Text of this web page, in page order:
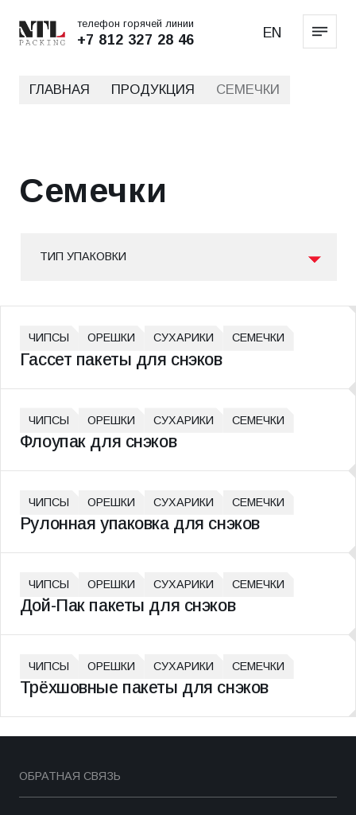
телефон горячей линии
+7 812 327 28 46 EN
ГЛАВНАЯ ПРОДУКЦИЯ СЕМЕЧКИ
Семечки
ТИП УПАКОВКИ
ЧИПСЫ ОРЕШКИ СУХАРИКИ СЕМЕЧКИ
Гассет пакеты для снэков
ЧИПСЫ ОРЕШКИ СУХАРИКИ СЕМЕЧКИ
Флоупак для снэков
ЧИПСЫ ОРЕШКИ СУХАРИКИ СЕМЕЧКИ
Рулонная упаковка для снэков
ЧИПСЫ ОРЕШКИ СУХАРИКИ СЕМЕЧКИ
Дой-Пак пакеты для снэков
ЧИПСЫ ОРЕШКИ СУХАРИКИ СЕМЕЧКИ
Трёхшовные пакеты для снэков
ОБРАТНАЯ СВЯЗЬ